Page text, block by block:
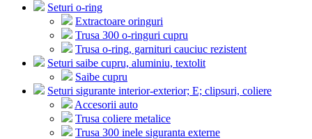
Seturi o-ring
Extractoare oringuri
Trusa 300 o-ringuri cupru
Trusa o-ring, garnituri cauciuc rezistent
Seturi saibe cupru, aluminiu, textolit
Saibe cupru
Seturi sigurante interior-exterior; E; clipsuri, coliere
Accesorii auto
Trusa coliere metalice
Trusa 300 inele siguranta externe